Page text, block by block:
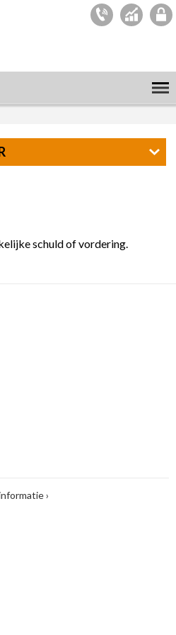
schuld of vordering.